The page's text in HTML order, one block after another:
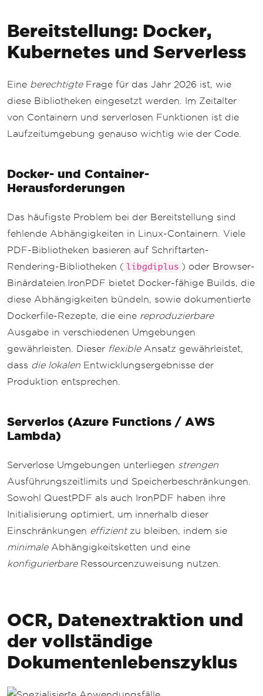
Bereitstellung: Docker,
Kubernetes und Serverless
Eine berechtigteFrage für das Jahr 2026 ist, wie
diese Bibliotheken eingesetzt werden. Im Zeitalter
von Containern und serverlosen Funktionen ist die
Laufzeitumgebung genauso wichtig wie der Code.
Docker- und Container-
Herausforderungen
Das häufigste Problem bei der Bereitstellung sind
fehlende Abhängigkeiten in Linux-Containern. Viele
PDF-Bibliotheken basieren auf Schriftarten-
Rendering-Bibliotheken (
libgdiplus ) oder Browser-
Binärdateien.IronPDF bietet Docker-fähige Builds, die
diese Abhängigkeiten bündeln, sowie dokumentierte
Dockerfile-Rezepte, die eine reproduzierbare
Ausgabe in verschiedenen Umgebungen
gewährleisten. Dieser flexibleAnsatz gewährleistet,
dass die lokalen Entwicklungsergebnisse der
Produktion entsprechen.
Serverlos (Azure Functions / AWS
Lambda)
Serverlose Umgebungen unterliegen strengen
Ausführungszeitlimits und Speicherbeschränkungen.
Sowohl QuestPDF als auch IronPDF haben ihre
Initialisierung optimiert, um innerhalb dieser
Einschränkungen effizientzu bleiben, indem sie
minimaleAbhängigkeitsketten und eine
konfigurierbareRessourcenzuweisung nutzen.
OCR, Datenextraktion und
der vollständige
Dokumentenlebenszyklus